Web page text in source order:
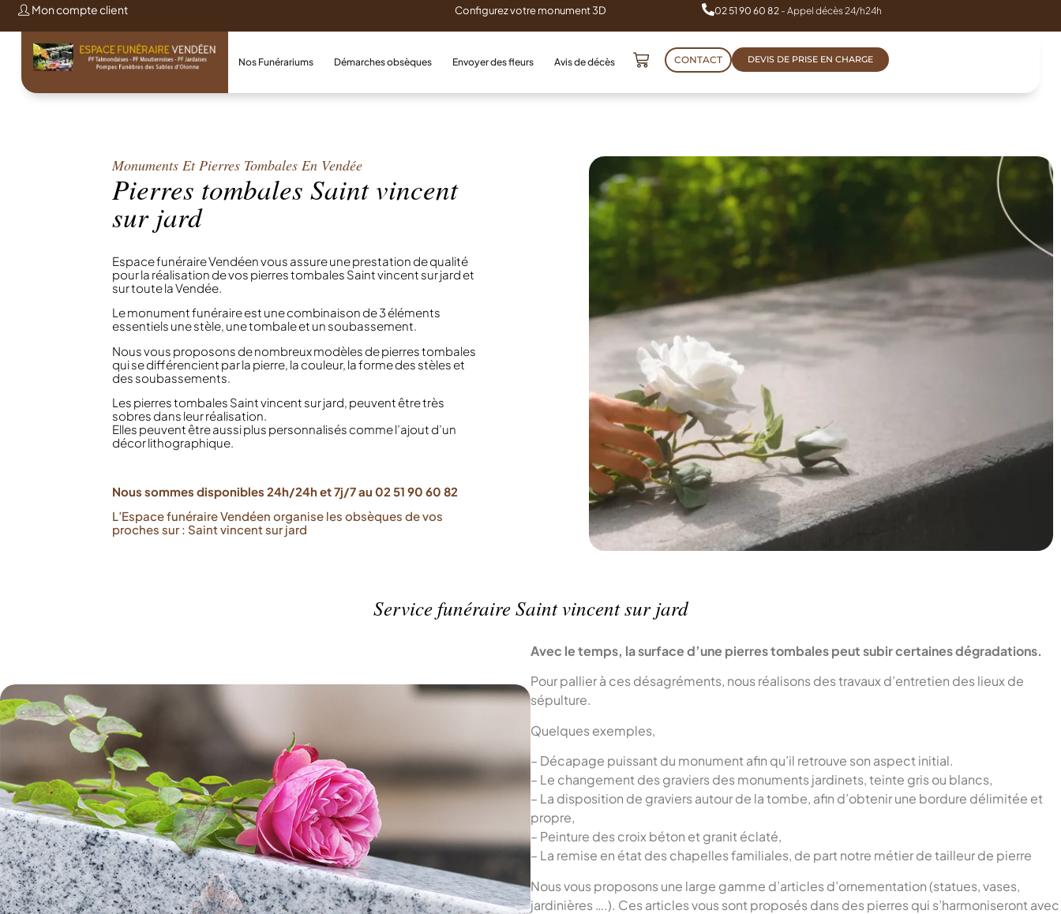
Mon compte client Configurez votre monument 3D 02 51 90 60 82 - Appel décès 24/h24h
Nos Funérariums Démarches obsèques Envoyer des fleurs Avis de décès CONTACT DEVIS DE PRISE EN CHARGE
Monuments Et Pierres Tombales En Vendée
Pierres tombales Saint vincent
sur jard
Espace funéraire Vendéen vous assure une prestation de qualité
pour la réalisation de vos pierres tombales Saint vincent sur jard et
sur toute la Vendée.
Le monument funéraire est une combinaison de 3 éléments
essentiels une stèle, une tombale et un soubassement.
Nous vous proposons de nombreux modèles de pierres tombales
qui se différencient par la pierre, la couleur, la forme des stèles et
des soubassements.
Les pierres tombales Saint vincent sur jard, peuvent être très
sobres dans leur réalisation.
Elles peuvent être aussi plus personnalisés comme l’ajout d’un
décor lithographique.
Nous sommes disponibles 24h/24h et 7j/7 au 02 51 90 60 82
L’Espace funéraire Vendéen organise les obsèques de vos
proches sur : Saint vincent sur jard
Service funéraire Saint vincent sur jard
Avec le temps, la surface d’une pierres tombales peut subir certaines dégradations.
Pour pallier à ces désagréments, nous réalisons des travaux d’entretien des lieux de
sépulture.
Quelques exemples,
– Décapage puissant du monument afin qu’il retrouve son aspect initial.
– Le changement des graviers des monuments jardinets, teinte gris ou blancs,
– La disposition de graviers autour de la tombe, afin d’obtenir une bordure délimitée et
propre,
– Peinture des croix béton et granit éclaté,
– La remise en état des chapelles familiales, de part notre métier de tailleur de pierre
Nous vous proposons une large gamme d’articles d’ornementation (statues, vases,
jardinières ….). Ces articles vous sont proposés dans des pierres qui s’harmoniseront avec